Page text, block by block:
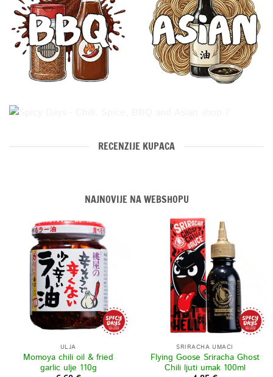
RECENZIJE KUPACA
NAJNOVIJE NA WEBSHOPU
ULJA
Momoya chili oil & fried
garlic ulje 110g
SRIRACHA UMACI
Flying Goose Sriracha Ghost
Chili ljuti umak 100ml